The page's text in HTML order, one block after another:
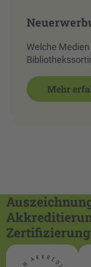
Welche
Mehr